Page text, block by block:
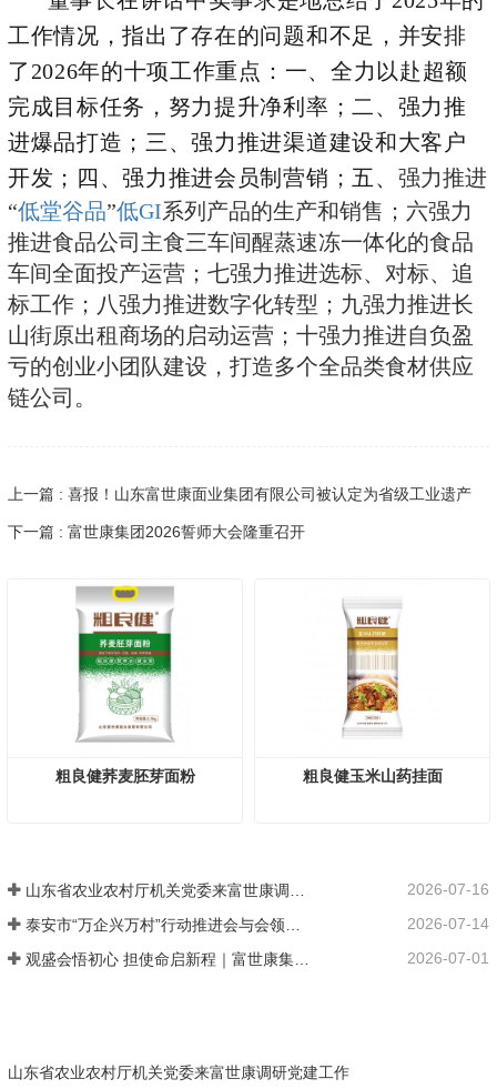
工作情况，指出了存在的问题和不足，并安排
了2026年的十项工作重点：一、全力以赴超额
完成目标任务，努力提升净利率；二、强力推
进爆品打造；三、强力推进渠道建设和大客户
开发；四、强力推进会员制营销；五、 强力推进
“低堂谷品”低GI系列产品的生产和销售；六强力
推进食品公司主食三车间醒蒸速冻一体化的食品
车间全面投产运营；七强力推进选标、对标、追
标工作；八强力推进数字化转型；九强力推进长
山街原出租商场的启动运营；十强力推进自负盈
亏的创业小团队建设，打造多个全品类食材供应
链公司。
上一篇 : 喜报！山东富世康面业集团有限公司被认定为省级工业遗产
下一篇 : 富世康集团2026誓师大会隆重召开
粗良健荞麦胚芽面粉 粗良健玉米山药挂面
2026-07-16
2026-07-14
观盛会悟初心 担使命启新程｜富世康集团党委组织集中观看庆祝中国共产党成立105周年大会直播 2026-07-01
山东省农业农村厅机关党委来富世康调研党建工作